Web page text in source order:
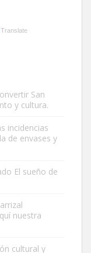
de un mes,
alemán,
Translate
San
y cultura.
incidencias
de envases y
El sueño de
nuestra
cultural y